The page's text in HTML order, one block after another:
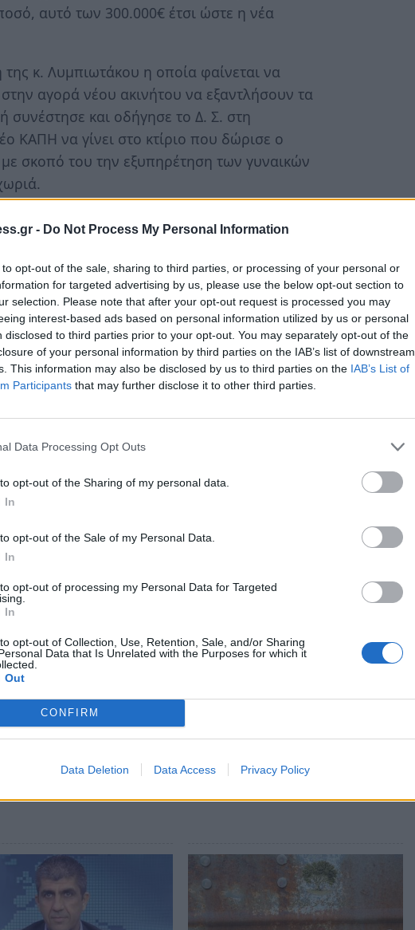
- Do Not Process My Personal Information
to opt-out of the sale, sharing to third parties, or processing of your personal or
for targeted advertising by us, please use the below opt-out section to
selection. Please note that after your opt-out request is processed you may
interest-based ads based on personal information utilized by us or personal
disclosed to third parties prior to your opt-out. You may separately opt-out of the
of your personal information by third parties on the IAB’s list of downstream
This information may also be disclosed by us to third parties on the IAB’s List of
Participants that may further disclose it to other third parties.
Data Processing Opt Outs
opt-out of the Sharing of my personal data.
In
opt-out of the Sale of my Personal Data.
In
opt-out of processing my Personal Data for Targeted
In
opt-out of Collection, Use, Retention, Sale, and/or Sharing
Data that Is Unrelated with the Purposes for which it
Out
CONFIRM
Data Deletion Data Access Privacy Policy
αυτό των 300.000€ έτσι ώστε η νέα
κ. Λυμπιωτάκου η οποία φαίνεται να
αγορά νέου ακινήτου να εξαντλήσουν τα
και οδήγησε το Δ. Σ. στη
ΚΑΠΗ να γίνει στο κτίριο που δώρισε ο
σκοπό του την εξυπηρέτηση των γυναικών
τις αρμόδιες τεχνικές υπηρεσίες του Δήμου
Η πρόταση ευθυγραμμίζεται με την
εξοικονόμησης πόρων.